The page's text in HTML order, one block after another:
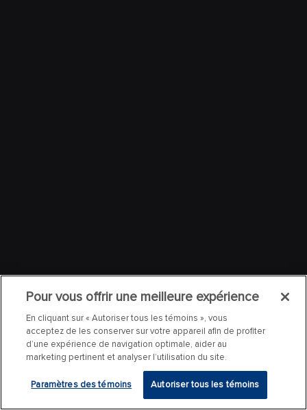
Pour vous offrir une meilleure expérience
En cliquant sur « Autoriser tous les témoins », vous
acceptez de les conserver sur votre appareil afin de profiter
d’une expérience de navigation optimale, aider au
marketing pertinent et analyser l’utilisation du site.
Paramètres des témoins Autoriser tous les témoins